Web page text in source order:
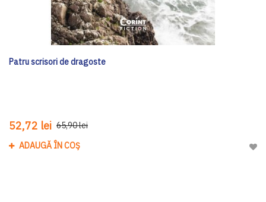
Patru scrisori de dragoste
52,72 lei 65,90 lei
ADAUGĂ ÎN COȘ